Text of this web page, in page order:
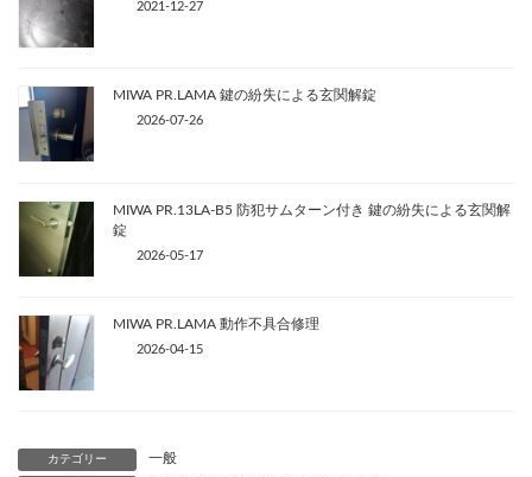
2021-12-27
MIWA PR.LAMA 鍵の紛失による玄関解錠
2026-07-26
MIWA PR.13LA-B5 防犯サムターン付き 鍵の紛失による玄関解
錠
2026-05-17
MIWA PR.LAMA 動作不具合修理
2026-04-15
カテゴリー 一般